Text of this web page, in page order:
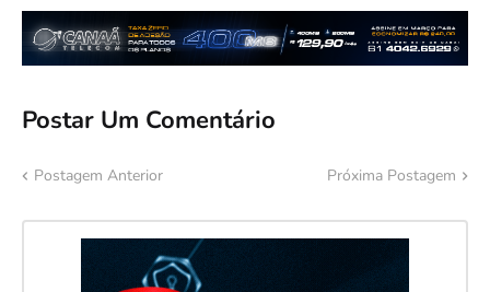
Postar Um Comentário
Postagem Anterior Próxima Postagem